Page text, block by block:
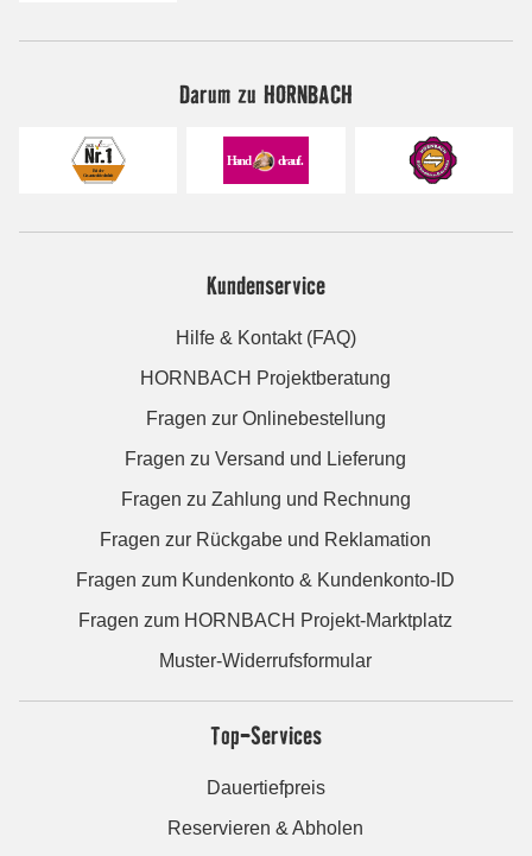
Darum zu HORNBACH
Kundenservice
Hilfe & Kontakt (FAQ)
HORNBACH Projektberatung
Fragen zur Onlinebestellung
Fragen zu Versand und Lieferung
Fragen zu Zahlung und Rechnung
Fragen zur Rückgabe und Reklamation
Fragen zum Kundenkonto & Kundenkonto-ID
Fragen zum HORNBACH Projekt-Marktplatz
Muster-Widerrufsformular
Top-Services
Dauertiefpreis
Reservieren & Abholen